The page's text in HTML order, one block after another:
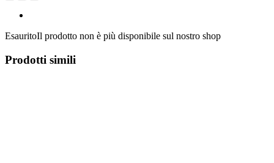
EsauritoIl prodotto non è più disponibile sul nostro shop
Prodotti simili